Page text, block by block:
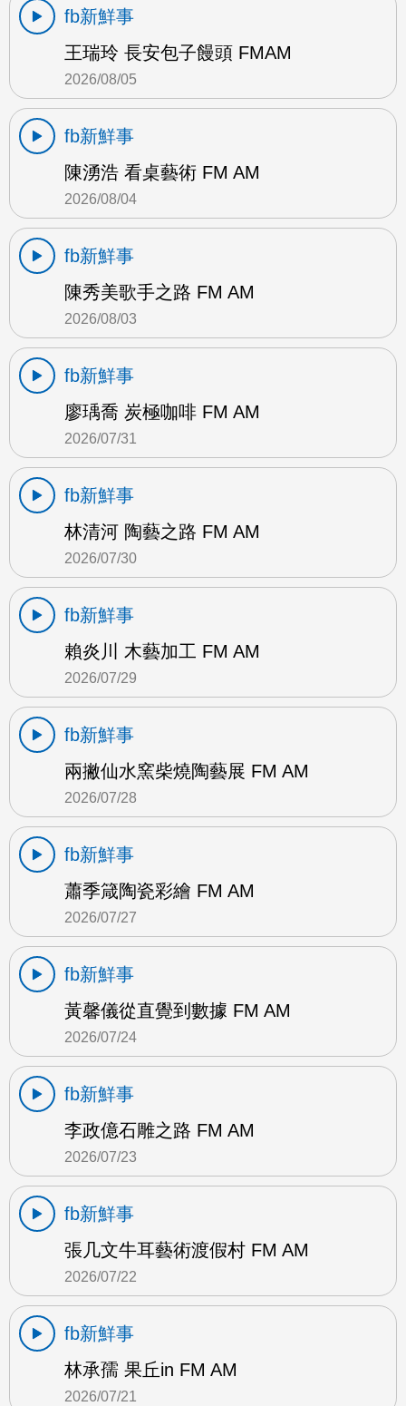
fb新鮮事
王瑞玲 長安包子饅頭 FMAM
2026/08/05
fb新鮮事
陳湧浩 看桌藝術 FM AM
2026/08/04
fb新鮮事
陳秀美歌手之路 FM AM
2026/08/03
fb新鮮事
廖瑀喬 炭極咖啡 FM AM
2026/07/31
fb新鮮事
林清河 陶藝之路 FM AM
2026/07/30
fb新鮮事
賴炎川 木藝加工 FM AM
2026/07/29
fb新鮮事
兩撇仙水窯柴燒陶藝展 FM AM
2026/07/28
fb新鮮事
蕭季箴陶瓷彩繪 FM AM
2026/07/27
fb新鮮事
黃馨儀從直覺到數據 FM AM
2026/07/24
fb新鮮事
李政億石雕之路 FM AM
2026/07/23
fb新鮮事
張几文牛耳藝術渡假村 FM AM
2026/07/22
fb新鮮事
林承孺 果丘in FM AM
2026/07/21